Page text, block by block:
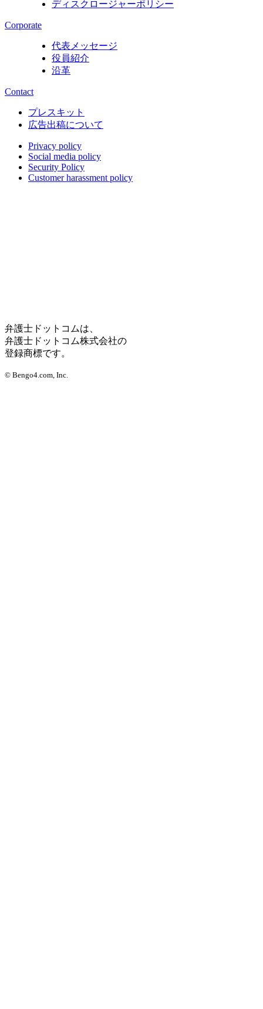
ディスクロージャーポリシー
Corporate
代表メッセージ
役員紹介
沿革
Contact
プレスキット
広告出稿について
Privacy policy
Social media policy
Security Policy
Customer harassment policy
弁護士ドットコムは、
弁護士ドットコム株式会社の
登録商標です。
© Bengo4.com, Inc.